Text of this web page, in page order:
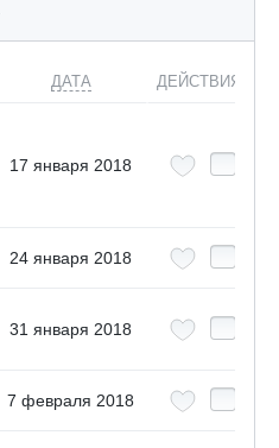
ДАТА ДЕЙСТВИЯ
17 января 2018
24 января 2018
31 января 2018
7 февраля 2018